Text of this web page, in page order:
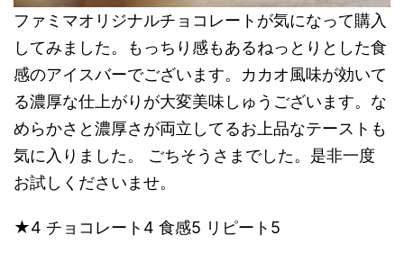
ファミマオリジナルチョコレートが気になって購入
してみました。もっちり感もあるねっとりとした食
感のアイスバーでございます。カカオ風味が効いて
る濃厚な仕上がりが大変美味しゅうございます。な
めらかさと濃厚さが両立してるお上品なテーストも
気に入りました。 ごちそうさまでした。是非一度
お試しくださいませ。
★4 チョコレート4 食感5 リピート5